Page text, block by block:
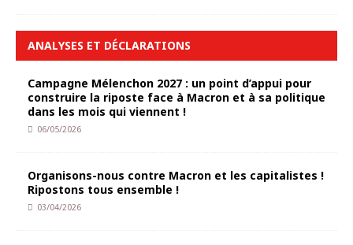
ANALYSES ET DÉCLARATIONS
Campagne Mélenchon 2027 : un point d’appui pour
construire la riposte face à Macron et à sa politique
dans les mois qui viennent !
06/05/2026
Organisons-nous contre Macron et les capitalistes !
Ripostons tous ensemble !
03/04/2026